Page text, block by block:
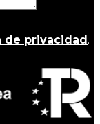
de privacidad.